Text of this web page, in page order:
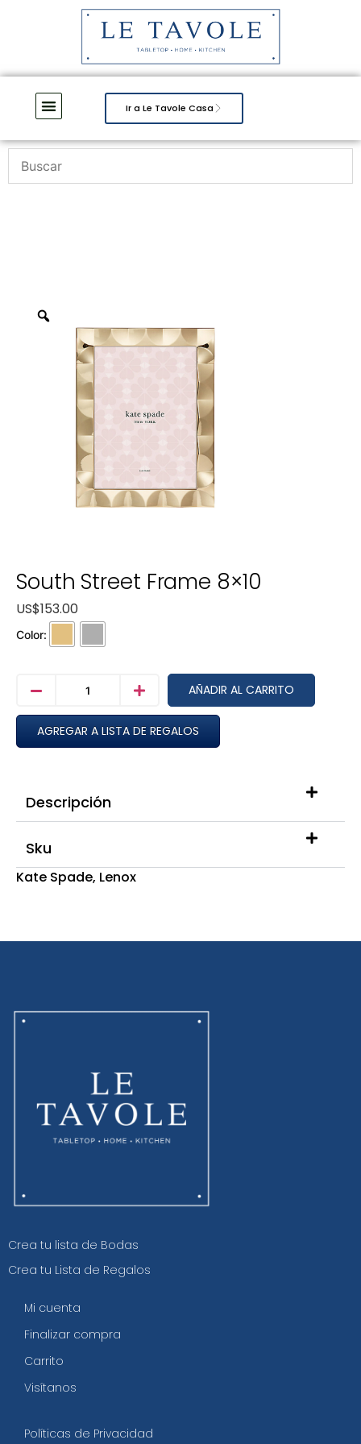
Ir a Le Tavole Casa
South Street Frame 8×10
US$153.00
Color:
AÑADIR AL CARRITO
AGREGAR A LISTA DE REGALOS
Descripción
Sku
Kate Spade, Lenox
Crea tu lista de Bodas
Crea tu Lista de Regalos
Mi cuenta
Finalizar compra
Carrito
Visítanos
Políticas de Privacidad